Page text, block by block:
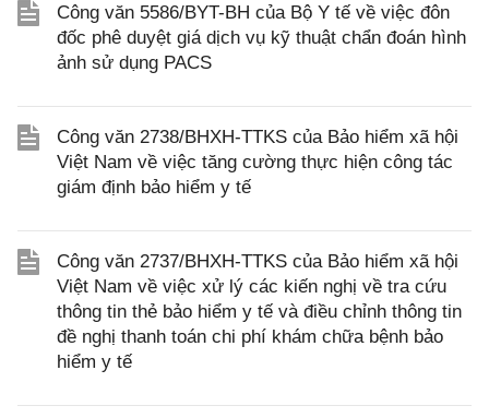
Công văn 5586/BYT-BH của Bộ Y tế về việc đôn
đốc phê duyệt giá dịch vụ kỹ thuật chẩn đoán hình
ảnh sử dụng PACS
Công văn 2738/BHXH-TTKS của Bảo hiểm xã hội
Việt Nam về việc tăng cường thực hiện công tác
giám định bảo hiểm y tế
Công văn 2737/BHXH-TTKS của Bảo hiểm xã hội
Việt Nam về việc xử lý các kiến nghị về tra cứu
thông tin thẻ bảo hiểm y tế và điều chỉnh thông tin
đề nghị thanh toán chi phí khám chữa bệnh bảo
hiểm y tế